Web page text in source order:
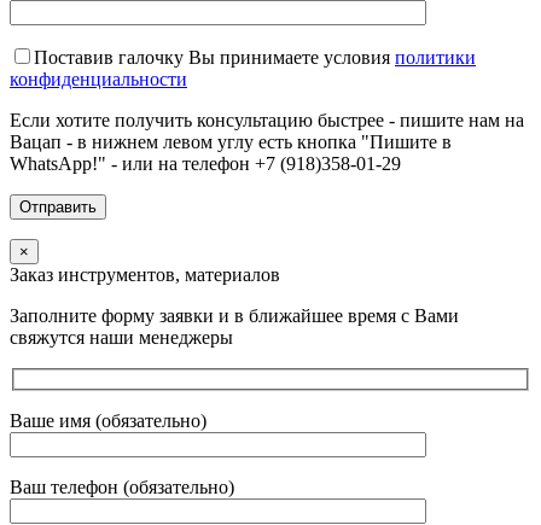
Поставив галочку Вы принимаете условия политики
конфиденциальности
Если хотите получить консультацию быстрее - пишите нам на
Вацап - в нижнем левом углу есть кнопка "Пишите в
WhatsApp!" - или на телефон +7 (918)358-01-29
×
Заказ инструментов, материалов
Заполните форму заявки и в ближайшее время с Вами
свяжутся наши менеджеры
Ваше имя (обязательно)
Ваш телефон (обязательно)